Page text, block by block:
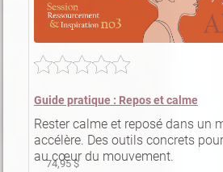
Guide pratique : Repos et calme
Rester calme et reposé dans un
accélère. Des outils concrets
au cœur du mouvement.
74,95 $